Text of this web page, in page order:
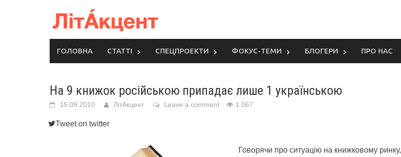
ГОЛОВНА СТАТТІ СПЕЦПРОЕКТИ ФОКУС-ТЕМИ БЛОГЕРИ ПРО НАС
На 9 книжок російською припадає лише 1 українською
15.09.2010 ЛітАкцент Leave a comment 1 067
Tweet on twitter
Говорячи про ситуацію на книжковому ринку,